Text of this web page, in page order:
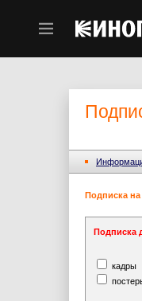
Подписка
Подписка
кадры